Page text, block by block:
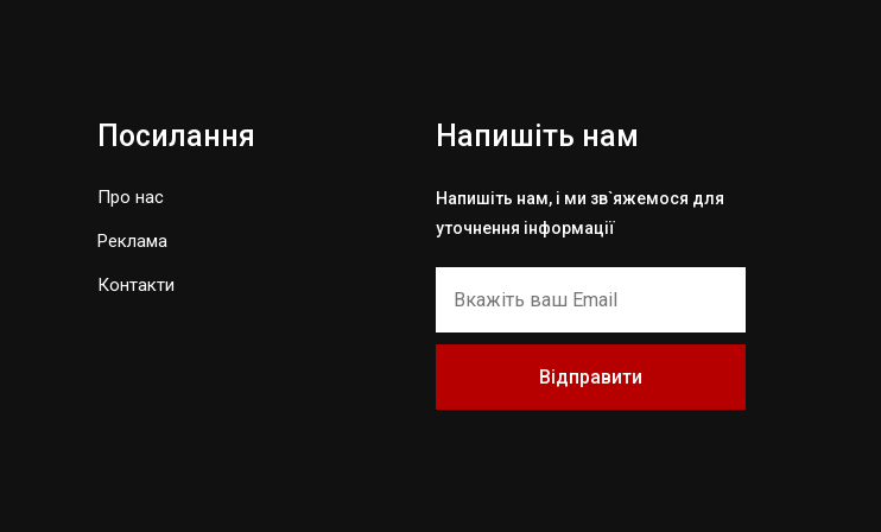
Посилання
Про нас
Реклама
Контакти
Напишіть нам
Напишіть нам, і ми зв`яжемося для
уточнення інформації
Відправити